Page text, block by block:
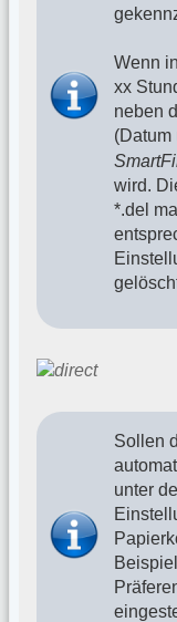
Wenn
xx
neben
(Datum
wird.
*.del
Sollen
unter